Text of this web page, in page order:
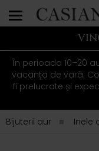
În perioada 10–20
vacanța de vară.
fi prelucrate și
Bijuterii aur
Inele